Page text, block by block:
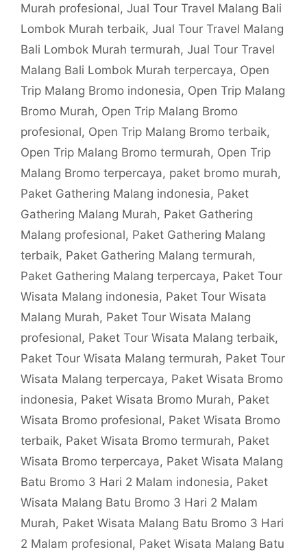
Murah profesional, Jual Tour Travel Malang Bali
Lombok Murah terbaik, Jual Tour Travel Malang
Bali Lombok Murah termurah, Jual Tour Travel
Malang Bali Lombok Murah terpercaya, Open
Trip Malang Bromo indonesia, Open Trip Malang
Bromo Murah, Open Trip Malang Bromo
profesional, Open Trip Malang Bromo terbaik,
Open Trip Malang Bromo termurah, Open Trip
Malang Bromo terpercaya, paket bromo murah,
Paket Gathering Malang indonesia, Paket
Gathering Malang Murah, Paket Gathering
Malang profesional, Paket Gathering Malang
terbaik, Paket Gathering Malang termurah,
Paket Gathering Malang terpercaya, Paket Tour
Wisata Malang indonesia, Paket Tour Wisata
Malang Murah, Paket Tour Wisata Malang
profesional, Paket Tour Wisata Malang terbaik,
Paket Tour Wisata Malang termurah, Paket Tour
Wisata Malang terpercaya, Paket Wisata Bromo
indonesia, Paket Wisata Bromo Murah, Paket
Wisata Bromo profesional, Paket Wisata Bromo
terbaik, Paket Wisata Bromo termurah, Paket
Wisata Bromo terpercaya, Paket Wisata Malang
Batu Bromo 3 Hari 2 Malam indonesia, Paket
Wisata Malang Batu Bromo 3 Hari 2 Malam
Murah, Paket Wisata Malang Batu Bromo 3 Hari
2 Malam profesional, Paket Wisata Malang Batu